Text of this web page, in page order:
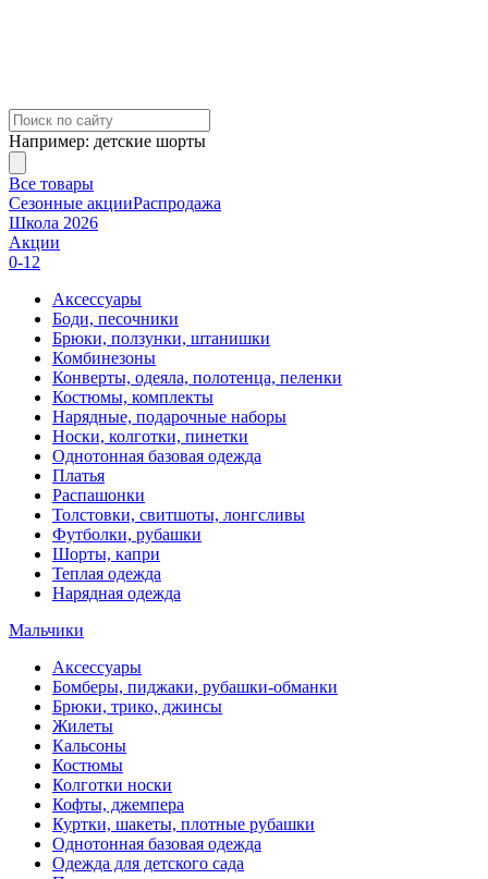
Например: детские шорты
Все товары
Сезонные акцииРаспродажа
Школа 2026
Акции
0-12
Аксессуары
Боди, песочники
Брюки, ползунки, штанишки
Комбинезоны
Конверты, одеяла, полотенца, пеленки
Костюмы, комплекты
Нарядные, подарочные наборы
Носки, колготки, пинетки
Однотонная базовая одежда
Платья
Распашонки
Толстовки, свитшоты, лонгсливы
Футболки, рубашки
Шорты, капри
Теплая одежда
Нарядная одежда
Мальчики
Аксессуары
Бомберы, пиджаки, рубашки-обманки
Брюки, трико, джинсы
Жилеты
Кальсоны
Костюмы
Колготки носки
Кофты, джемпера
Куртки, шакеты, плотные рубашки
Однотонная базовая одежда
Одежда для детского сада